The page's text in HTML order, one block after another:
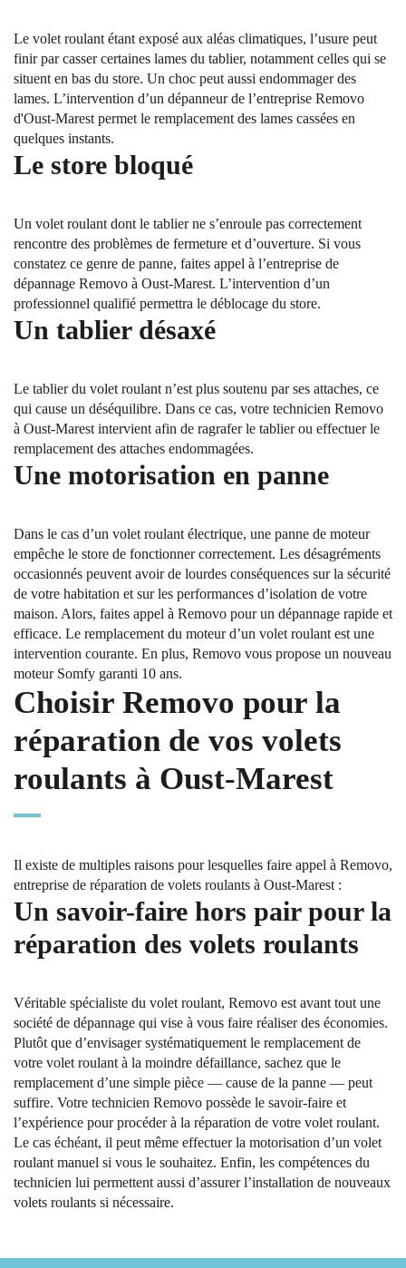
Le volet roulant étant exposé aux aléas climatiques, l’usure peut
finir par casser certaines lames du tablier, notamment celles qui se
situent en bas du store. Un choc peut aussi endommager des
lames. L’intervention d’un dépanneur de l’entreprise Removo
d'Oust-Marest permet le remplacement des lames cassées en
quelques instants.
Le store bloqué
Un volet roulant dont le tablier ne s’enroule pas correctement
rencontre des problèmes de fermeture et d’ouverture. Si vous
constatez ce genre de panne, faites appel à l’entreprise de
dépannage Removo à Oust-Marest. L’intervention d’un
professionnel qualifié permettra le déblocage du store.
Un tablier désaxé
Le tablier du volet roulant n’est plus soutenu par ses attaches, ce
qui cause un déséquilibre. Dans ce cas, votre technicien Removo
à Oust-Marest intervient afin de ragrafer le tablier ou effectuer le
remplacement des attaches endommagées.
Une motorisation en panne
Dans le cas d’un volet roulant électrique, une panne de moteur
empêche le store de fonctionner correctement. Les désagréments
occasionnés peuvent avoir de lourdes conséquences sur la sécurité
de votre habitation et sur les performances d’isolation de votre
maison. Alors, faites appel à Removo pour un dépannage rapide et
efficace. Le remplacement du moteur d’un volet roulant est une
intervention courante. En plus, Removo vous propose un nouveau
moteur Somfy garanti 10 ans.
Choisir Removo pour la
réparation de vos volets
roulants à Oust-Marest
Il existe de multiples raisons pour lesquelles faire appel à Removo,
entreprise de réparation de volets roulants à Oust-Marest :
Un savoir-faire hors pair pour la
réparation des volets roulants
Véritable spécialiste du volet roulant, Removo est avant tout une
société de dépannage qui vise à vous faire réaliser des économies.
Plutôt que d’envisager systématiquement le remplacement de
votre volet roulant à la moindre défaillance, sachez que le
remplacement d’une simple pièce — cause de la panne — peut
suffire. Votre technicien Removo possède le savoir-faire et
l’expérience pour procéder à la réparation de votre volet roulant.
Le cas échéant, il peut même effectuer la motorisation d’un volet
roulant manuel si vous le souhaitez. Enfin, les compétences du
technicien lui permettent aussi d’assurer l’installation de nouveaux
volets roulants si nécessaire.